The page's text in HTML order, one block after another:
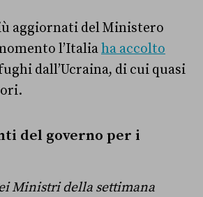
aggiornati del Ministero
l’Italiaha accolto
dall’Ucraina, di cui quasi
del governo per i
Ministri della settimana